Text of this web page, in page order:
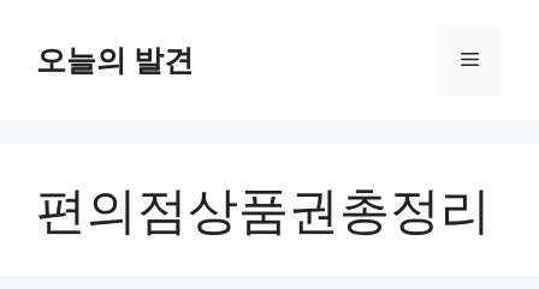
오늘의 발견 메
편의점상품권총정리